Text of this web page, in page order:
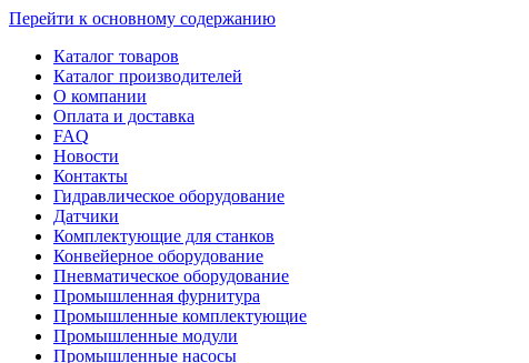
Перейти к основному содержанию
Каталог товаров
Каталог производителей
О компании
Оплата и доставка
FAQ
Новости
Контакты
Гидравлическое оборудование
Датчики
Комплектующие для станков
Конвейерное оборудование
Пневматическое оборудование
Промышленная фурнитура
Промышленные комплектующие
Промышленные модули
Промышленные насосы